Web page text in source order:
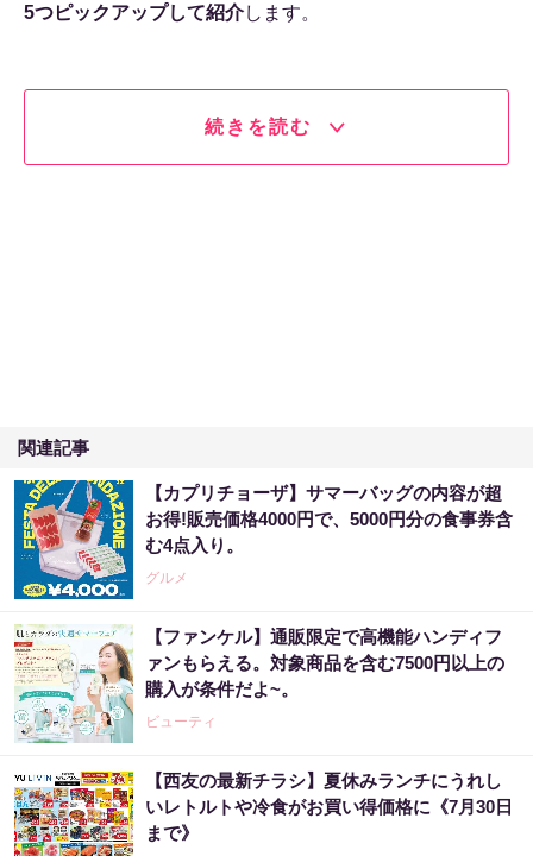
5つピックアップして紹介します。
続きを読む
関連記事
【カプリチョーザ】サマーバッグの内容が超
お得!販売価格4000円で、5000円分の食事券含
む4点入り。
グルメ
【ファンケル】通販限定で高機能ハンディフ
ァンもらえる。対象商品を含む7500円以上の
購入が条件だよ~。
ビューティ
【西友の最新チラシ】夏休みランチにうれし
いレトルトや冷食がお買い得価格に《7月30日
まで》